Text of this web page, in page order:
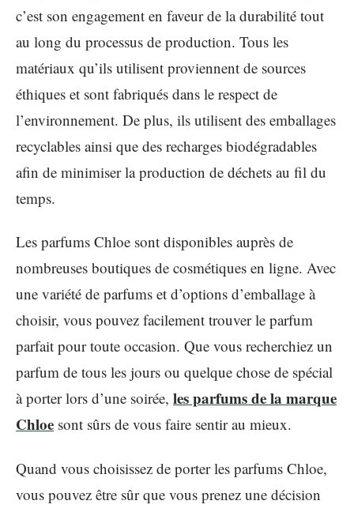
c’est son engagement en faveur de la durabilité tout
au long du processus de production. Tous les
matériaux qu’ils utilisent proviennent de sources
éthiques et sont fabriqués dans le respect de
l’environnement. De plus, ils utilisent des emballages
recyclables ainsi que des recharges biodégradables
afin de minimiser la production de déchets au fil du
temps.
Les parfums Chloe sont disponibles auprès de
nombreuses boutiques de cosmétiques en ligne. Avec
une variété de parfums et d’options d’emballage à
choisir, vous pouvez facilement trouver le parfum
parfait pour toute occasion. Que vous recherchiez un
parfum de tous les jours ou quelque chose de spécial
à porter lors d’une soirée, les parfums de la marque
Chloe sont sûrs de vous faire sentir au mieux.
Quand vous choisissez de porter les parfums Chloe,
vous pouvez être sûr que vous prenez une décision